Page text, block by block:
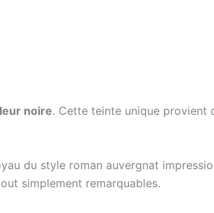
noire. Cette teinte unique provient
du style roman auvergnat
simplement remarquables.